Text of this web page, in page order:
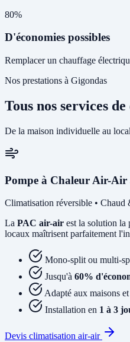
80%
D'économies possibles
Remplacer un chauffage
Nos prestations à Gigondas
Tous nos services
De la maison individuelle au
Pompe à Chaleur Air-Air
Climatisation réversible • Chaud
La PAC air-air est la solution la
locaux maîtrisent parfaitement
Mono-split ou multi-
Jusqu'à 60%
Adapté aux maisons
Installation en 1 à 3
Devis climatisation air-air